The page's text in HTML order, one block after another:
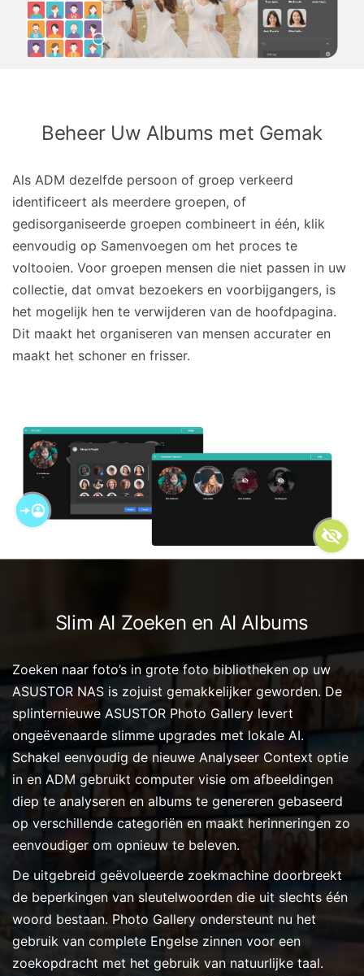
Beheer Uw Albums met Gemak
Als ADM dezelfde persoon of groep verkeerd
identificeert als meerdere groepen, of
gedisorganiseerde groepen combineert in één, klik
eenvoudig op Samenvoegen om het proces te
voltooien. Voor groepen mensen die niet passen in uw
collectie, dat omvat bezoekers en voorbijgangers, is
het mogelijk hen te verwijderen van de hoofdpagina.
Dit maakt het organiseren van mensen accurater en
maakt het schoner en frisser.
Slim AI Zoeken en AI Albums
Zoeken naar foto’s in grote foto bibliotheken op uw
ASUSTOR NAS is zojuist gemakkelijker geworden. De
splinternieuwe ASUSTOR Photo Gallery levert
ongeëvenaarde slimme upgrades met lokale AI.
Schakel eenvoudig de nieuwe Analyseer Context optie
in en ADM gebruikt computer visie om afbeeldingen
diep te analyseren en albums te genereren gebaseerd
op verschillende categoriën en maakt herinneringen zo
eenvoudiger om opnieuw te beleven.
De uitgebreid geëvolueerde zoekmachine doorbreekt
de beperkingen van sleutelwoorden die uit slechts één
woord bestaan. Photo Gallery ondersteunt nu het
gebruik van complete Engelse zinnen voor een
zoekopdracht met het gebruik van natuurlijke taal.